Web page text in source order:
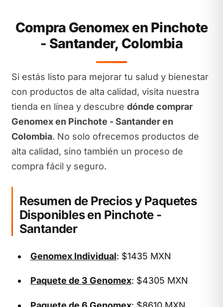
Compra Genomex en Pinchote
- Santander, Colombia
Si estás listo para mejorar tu salud y bienestar
con productos de alta calidad, visita nuestra
tienda en línea y descubre dónde comprar
Genomex en Pinchote - Santander en
Colombia. No solo ofrecemos productos de
alta calidad, sino también un proceso de
compra fácil y seguro.
Resumen de Precios y Paquetes
Disponibles en Pinchote -
Santander
Genomex Individual: $1435 MXN
Paquete de 3 Genomex: $4305 MXN